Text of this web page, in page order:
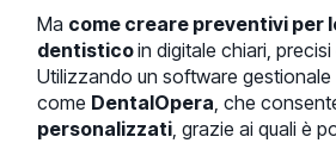
Ma come creare preventivi per
dentisticoin digitale chiari,
Utilizzando un software gestionale
come DentalOpera, che
personalizzati, grazie ai quali è